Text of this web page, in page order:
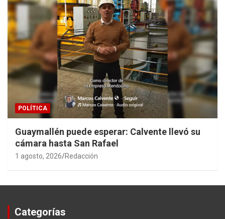
POLÍTICA
Guaymallén puede esperar: Calvente llevó su
cámara hasta San Rafael
1 agosto, 2026 Redacción
Categorías